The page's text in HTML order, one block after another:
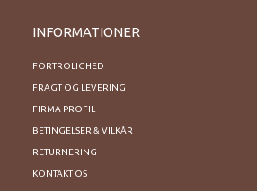
INFORMATIONER
FORTROLIGHED
FRAGT OG LEVERING
FIRMA PROFIL
BETINGELSER & VILKÅR
RETURNERING
KONTAKT OS